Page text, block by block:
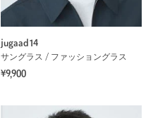
jugaad14
サングラス / ファッショングラス
¥9,900